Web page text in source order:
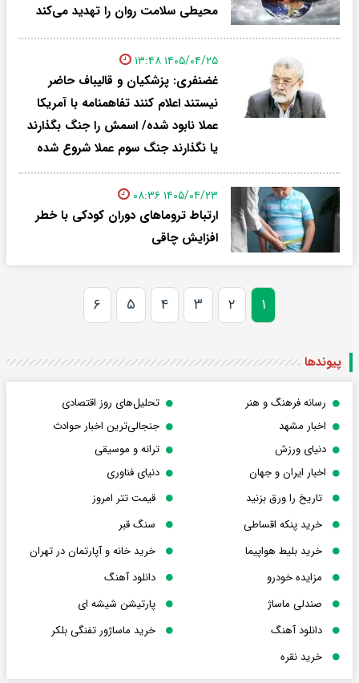
محیطی سلامت روان را تهدید می‌کند
۱۴۰۵/۰۴/۲۵ ۱۳:۴۸
غضنفری: پزشکیان و قالیباف حاضر
نیستند اعلام کنند تفاهمنامه با آمریکا
عملا نابود شده/ اسمش را جنگ بگذارند
یا نگذارند جنگ سوم عملا شروع شده
۱۴۰۵/۰۴/۲۳ ۰۸:۳۶
ارتباط تروماهای دوران کودکی با خطر
افزایش چاقی
۱ ۲ ۳ ۴ ۵ ۶
پیوندها
رسانه فرهنگ و هنر
تحلیل‌های روز اقتصادی
اخبار مشهد
جنجالی‌ترین اخبار حوادث
دنیای ورزش
ترانه و موسیقی
اخبار ایران و جهان
دنیای فناوری
تاریخ را ورق بزنید
قیمت تتر امروز
خرید پنکه اقساطی
سنگ قبر
خرید بلیط هواپیما
خرید خانه و آپارتمان در تهران
مزایده خودرو
دانلود آهنگ
صندلی ماساژ
پارتیشن شیشه ای
دانلود آهنگ
خرید ماساژور تفنگی بلکر
خرید نقره